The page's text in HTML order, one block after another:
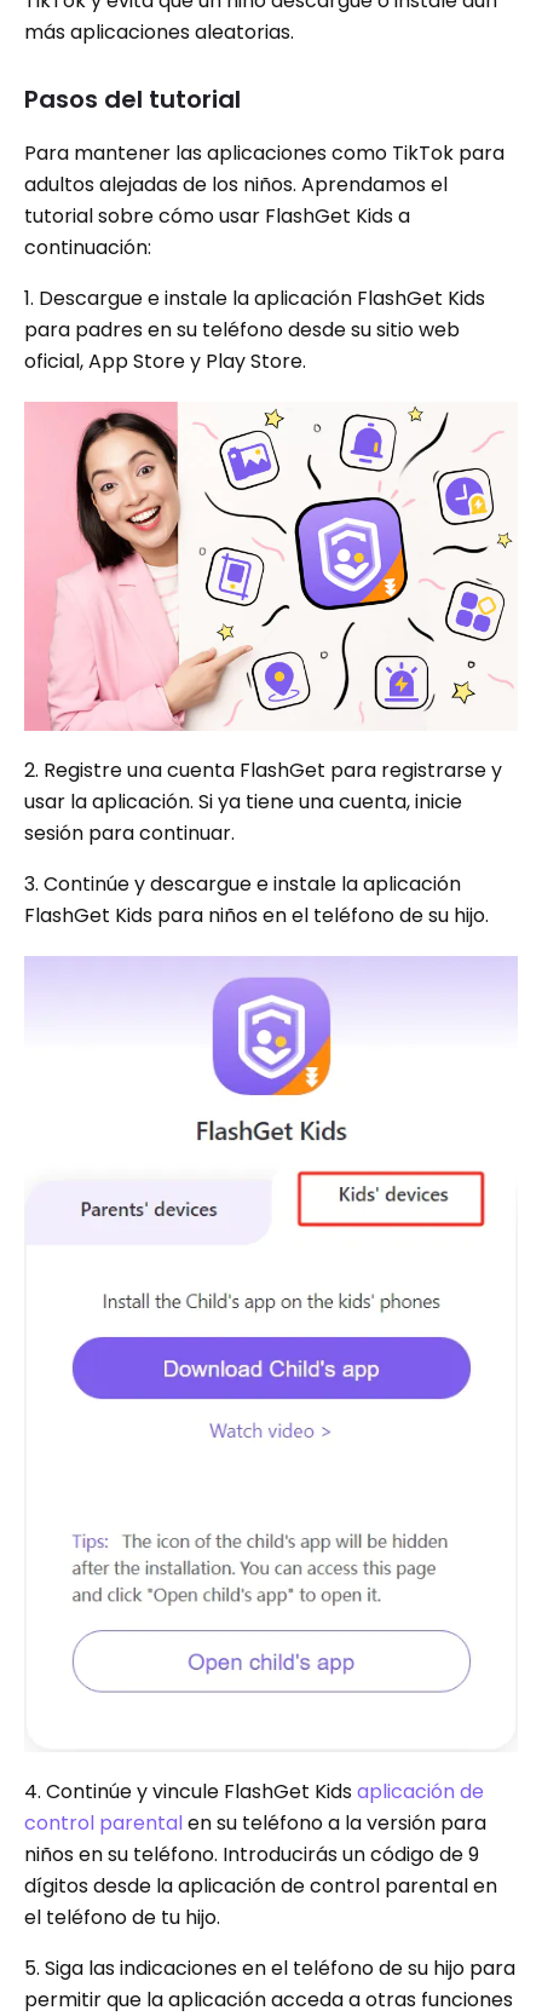
más aplicaciones aleatorias.
Pasos del tutorial
Para mantener las aplicaciones como TikTok para
adultos alejadas de los niños. Aprendamos el
tutorial sobre cómo usar FlashGet Kids a
continuación:
1. Descargue e instale la aplicación FlashGet Kids
para padres en su teléfono desde su sitio web
oficial, App Store y Play Store.
2. Registre una cuenta FlashGet para registrarse y
usar la aplicación. Si ya tiene una cuenta, inicie
sesión para continuar.
3. Continúe y descargue e instale la aplicación
FlashGet Kids para niños en el teléfono de su hijo.
4. Continúe y vincule FlashGet Kidsaplicación de
control parentalen su teléfono a la versión para
niños en su teléfono. Introducirás un código de 9
dígitos desde la aplicación de control parental en
el teléfono de tu hijo.
5. Siga las indicaciones en el teléfono de su hijo para
permitir que la aplicación acceda a otras funciones